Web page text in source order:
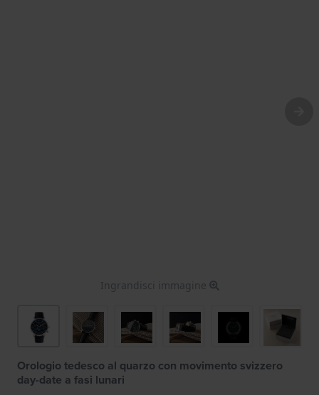
Ingrandisci immagine
Orologio tedesco al quarzo con movimento svizzero
day-date a fasi lunari